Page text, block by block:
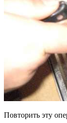
Повторить эту